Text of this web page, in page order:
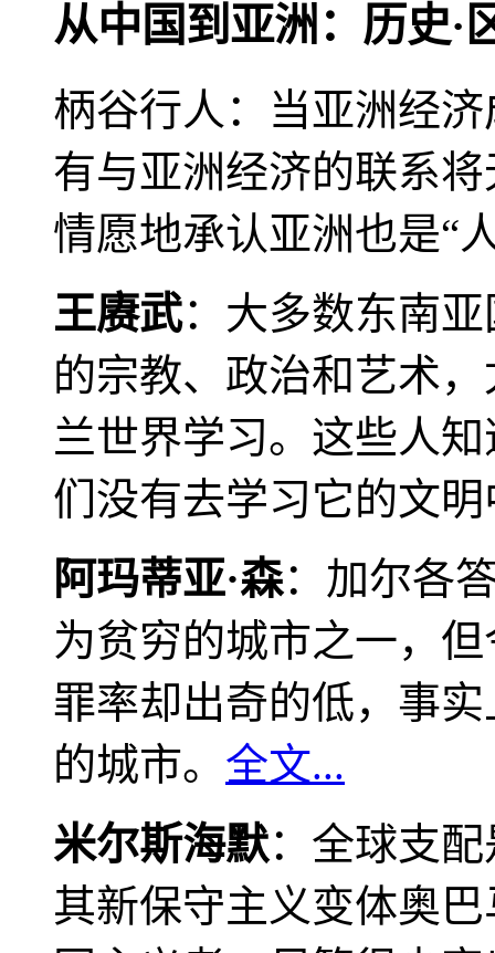
从中国到亚洲：历史·
柄谷行人：当亚洲经
有与亚洲经济的联系
情愿地承认亚洲也是“
王赓武：大多数东南
的宗教、政治和艺术
兰世界学习。这些人
们没有去学习它的文
阿玛蒂亚·森：加尔各
为贫穷的城市之一，
罪率却出奇的低，事
的城市。 全文...
米尔斯海默：全球支
其新保守主义变体奥